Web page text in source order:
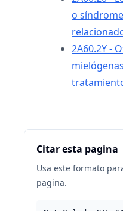
o
2A60.2Y -
Citar esta pagina
Usa este formato
pagina.